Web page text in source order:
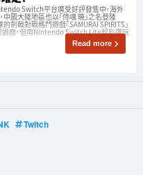
Switch平台廣受好評發售中，海外
國大陸地區也以「侍魂 曉」之名登陸
劍戟對戰格鬥遊戲「SAMURAI SPIRITS」
癮，但用Nintendo Switch Lite輕鬆遊玩
Read more
Twitch